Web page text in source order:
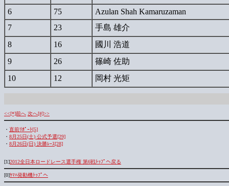
6
75
Azulan Shah Kamaruzaman
7
23
手島 雄介
8
16
國川 浩道
9
26
篠崎 佐助
10
12 岡村 光矩
<<[*]前へ 次へ[#]>>
・ 直前ﾘﾎﾟｰﾄ[5]
・ 8月25日(土) 公式予選[29]
・ 8月26日(日) 決勝ﾚｰｽ[28]
[1]2012全日本ロードレース選手権 第6戦ﾄｯﾌﾟへ戻る
[0]ﾔﾏﾊ発動機ﾄｯﾌﾟへ